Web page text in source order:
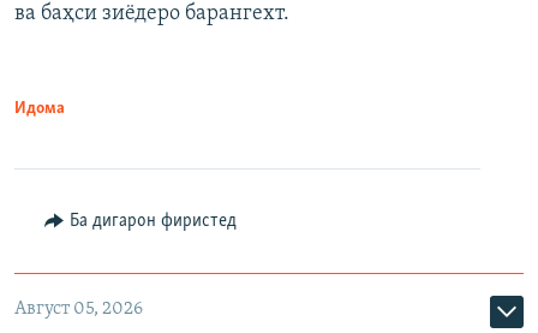
ва баҳси зиёдеро барангехт.
Идома
Ба дигарон фиристед
Август 05, 2026